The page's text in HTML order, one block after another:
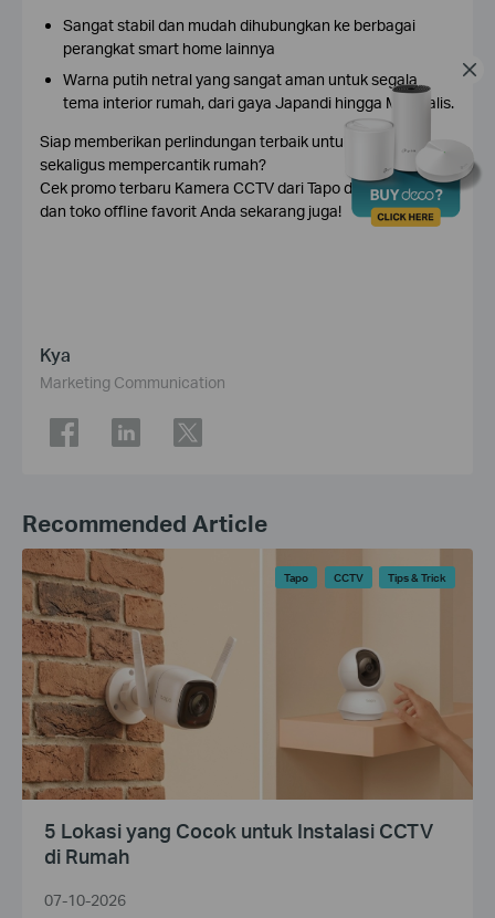
Sangat stabil dan mudah dihubungkan ke berbagai
perangkat smart home lainnya
Warna putih netral yang sangat aman untuk segala
tema interior rumah, dari gaya Japandi hingga Minimalis.
Siap memberikan perlindungan terbaik untuk buah hati
sekaligus mempercantik rumah?
Cek promo terbaru Kamera CCTV dari Tapo die-commerce
dan toko offline favorit Anda sekarang juga!
Kya
Marketing Communication
Recommended Article
Tapo CCTV Tips & Trick
5 Lokasi yang Cocok untuk Instalasi CCTV
di Rumah
07-10-2026